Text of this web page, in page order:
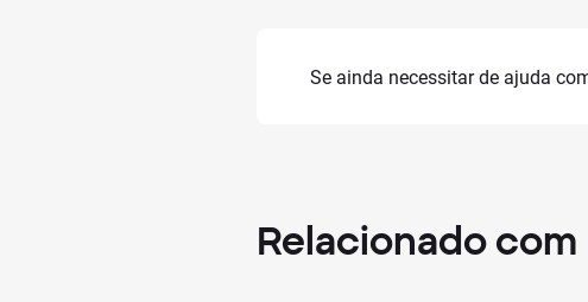
Se ainda necessitar de ajuda
Relacionado com